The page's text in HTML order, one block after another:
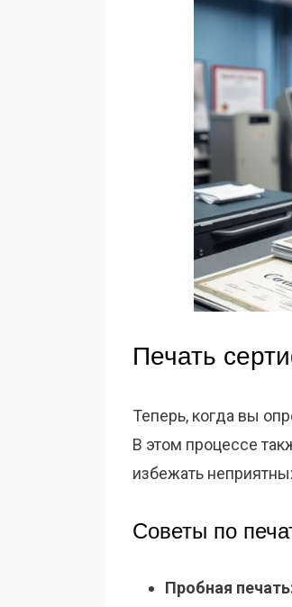
Печать
Теперь, когда вы
В этом процессе
избежать
Советы по
Пробная